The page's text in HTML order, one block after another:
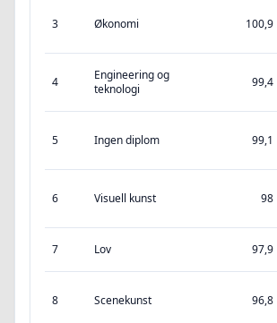
3 Økonomi 100,9
4
Engineering og
teknologi
99,4
5 Ingen diplom 99,1
6 Visuell kunst 98
7 Lov 97,9
8 Scenekunst 96,8